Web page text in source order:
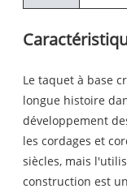
Le taquet à base
longue histoire
développement
les cordages et
siècles, mais
construction est